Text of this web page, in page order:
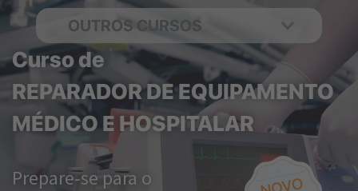
Curso de
REPARADOR DE EQUIPAMENTO
MÉDICO E HOSPITALAR
Prepare-se para o
OUTROS CURSOS